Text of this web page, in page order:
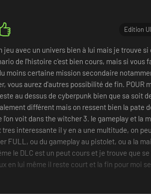
Edition
jeu avec un univers bien à lui mais je trouve si
de l'histoire c'est bien cours, mais si vous
moins certaine mission secondaire
vous aurez d'autres possibilité de fin. POUR
au dessus de cyberpunk bien que sa soit
différent mais on ressent bien la pate
l'on voit dans the witcher 3. le gameplay et la
tres interessante il y en a une multitude, on
FULL, ou du gameplay au pistolet, ou a la
le DLC est un peut cours et je trouve que se
en lui même il reste court et la fin pour moi